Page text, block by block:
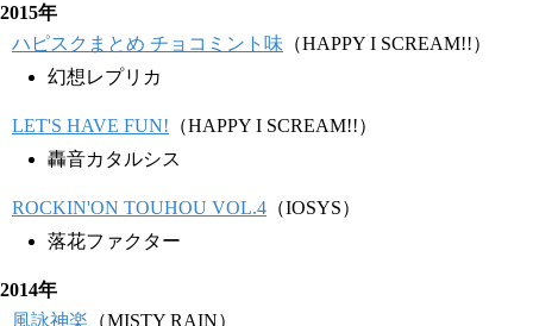
2015年
ハピスクまとめ チョコミント味 （HAPPY I SCREAM!!）
幻想レプリカ
LET'S HAVE FUN! （HAPPY I SCREAM!!）
轟音カタルシス
ROCKIN'ON TOUHOU VOL.4 （IOSYS）
落花ファクター
2014年
風詠神楽 （MISTY RAIN）